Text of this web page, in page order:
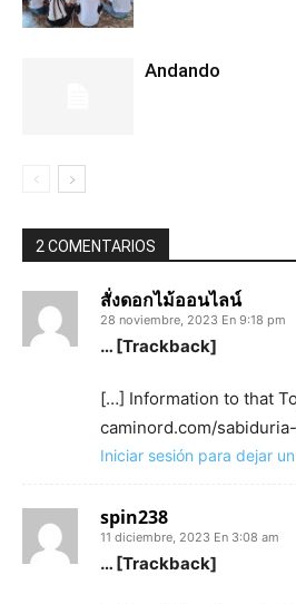
Andando
2 COMENTARIOS
สั่งดอกไม้ออนไลน์
28 noviembre, 2023 En 9:18 pm
… [Trackback]
[…] Information to that
caminord.com/
Iniciar sesión para dejar
spin238
11 diciembre, 2023 En 3:08 am
… [Trackback]